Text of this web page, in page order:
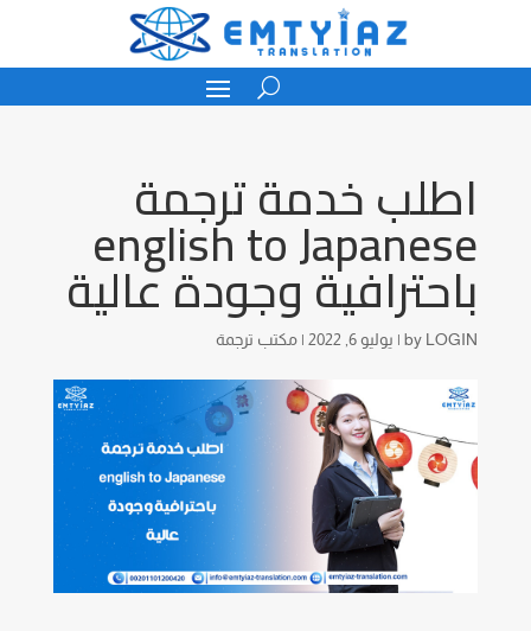
اطلب خدمة ترجمة
english to Japanese
باحترافية وجودة عالية
by LOGIN
| يوليو 6, 2022 | مكتب ترجمة